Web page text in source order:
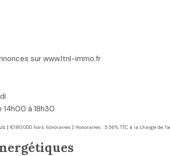
sur www.ltnl-immo.fr
à 18h30
| €180 000 hors honoraires | Honoraires : 5.56% TTC à la charge de